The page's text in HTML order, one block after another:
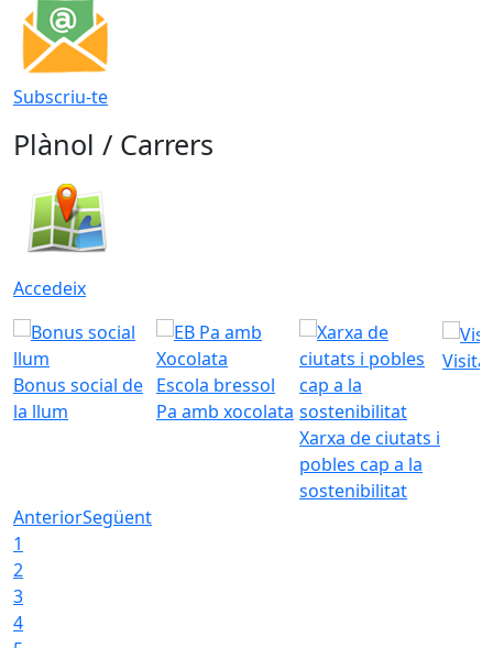
Subscriu-te
Plànol / Carrers
Accedeix
Bonus social de
la llum
Escola bressol
Pa amb xocolata
Xarxa de ciutats i
pobles cap a la
sostenibilitat
Visita
AnteriorSegüent
1
2
3
4